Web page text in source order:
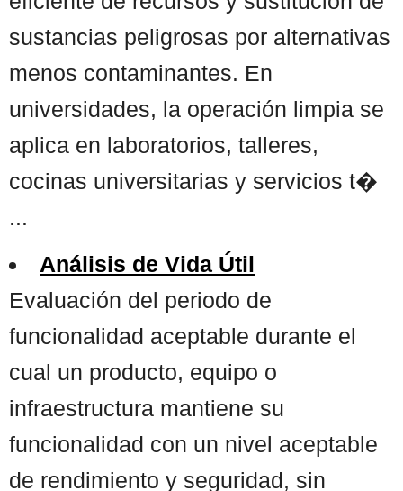
sustancias peligrosas por alternativas
menos contaminantes. En
universidades, la operación limpia se
aplica en laboratorios, talleres,
cocinas universitarias y servicios t�
...
Análisis de Vida Útil
Evaluación del periodo de
funcionalidad aceptable durante el
cual un producto, equipo o
infraestructura mantiene su
funcionalidad con un nivel aceptable
de rendimiento y seguridad, sin